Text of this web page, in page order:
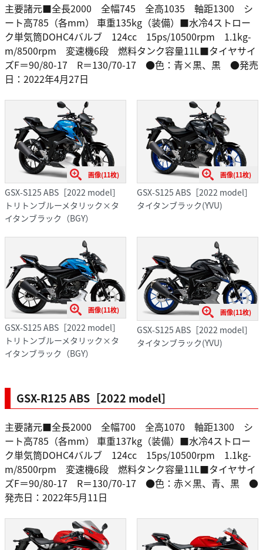
主要諸元■全長2000 全幅745 全高1035 軸距1300 シ
ート高785（各mm） 車重135kg（装備）■水冷4ストロー
ク単気筒DOHC4バルブ 124cc 15ps/10500rpm 1.1kg-
m/8500rpm 変速機6段 燃料タンク容量11L■タイヤサイ
ズF＝90/80-17 R＝130/70-17 ●色：青×黒、黒 ●発売
日：2022年4月27日
画像(11枚)
GSX-S125 ABS［2022 model］
トリトンブルーメタリック×タ
イタンブラック（BGY）
画像(11枚)
GSX-S125 ABS［2022 model］
タイタンブラック(YVU)
画像(11枚)
GSX-S125 ABS［2022 model］
トリトンブルーメタリック×タ
イタンブラック（BGY）
画像(11枚)
GSX-S125 ABS［2022 model］
タイタンブラック(YVU)
GSX-R125 ABS［2022 model］
主要諸元■全長2000 全幅700 全高1070 軸距1300 シ
ート高785（各mm） 車重137kg（装備）■水冷4ストロー
ク単気筒DOHC4バルブ 124cc 15ps/10500rpm 1.1kg-
m/8500rpm 変速機6段 燃料タンク容量11L■タイヤサイ
ズF＝90/80-17 R＝130/70-17 ●色：赤×黒、青、黒 ●
発売日：2022年5月11日